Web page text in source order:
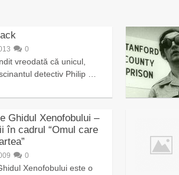
0
vreodată că unicul,
detectiv Philip …
Ghidul Xenofobului –
în cadrul “Omul care
0
Xenofobului este o